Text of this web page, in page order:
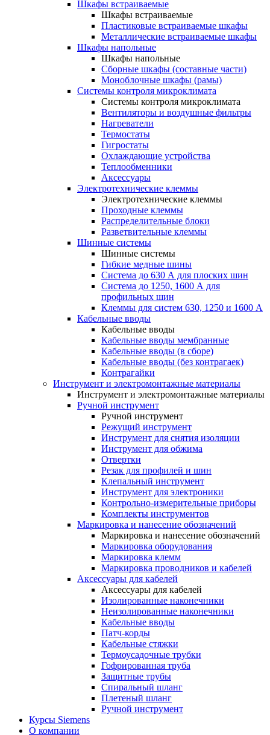
Шкафы встраиваемые
Шкафы встраиваемые
Пластиковые встраиваемые шкафы
Металлические встраиваемые шкафы
Шкафы напольные
Шкафы напольные
Сборные шкафы (составные части)
Моноблочные шкафы (рамы)
Системы контроля микроклимата
Системы контроля микроклимата
Вентиляторы и воздушные фильтры
Нагреватели
Термостаты
Гигростаты
Охлаждающие устройства
Теплообменники
Аксессуары
Электротехнические клеммы
Электротехнические клеммы
Проходные клеммы
Распределительные блоки
Разветвительные клеммы
Шинные системы
Шинные системы
Гибкие медные шины
Система до 630 А для плоских шин
Система до 1250, 1600 А для
профильных шин
Клеммы для систем 630, 1250 и 1600 А
Кабельные вводы
Кабельные вводы
Кабельные вводы мембранные
Кабельные вводы (в сборе)
Кабельные вводы (без контрагаек)
Контрагайки
Инструмент и электромонтажные материалы
Инструмент и электромонтажные материалы
Ручной инструмент
Ручной инструмент
Режущий инструмент
Инструмент для снятия изоляции
Инструмент для обжима
Отвертки
Резак для профилей и шин
Клепальный инструмент
Инструмент для электроники
Контрольно-измерительные приборы
Комплекты инструментов
Маркировка и нанесение обозначений
Маркировка и нанесение обозначений
Маркировка оборудования
Маркировка клемм
Маркировка проводников и кабелей
Аксессуары для кабелей
Аксессуары для кабелей
Изолированные наконечники
Неизолированные наконечники
Кабельные вводы
Патч-корды
Кабельные стяжки
Термоусадочные трубки
Гофрированная труба
Защитные трубы
Спиральный шланг
Плетеный шланг
Ручной инструмент
Курсы Siemens
О компании